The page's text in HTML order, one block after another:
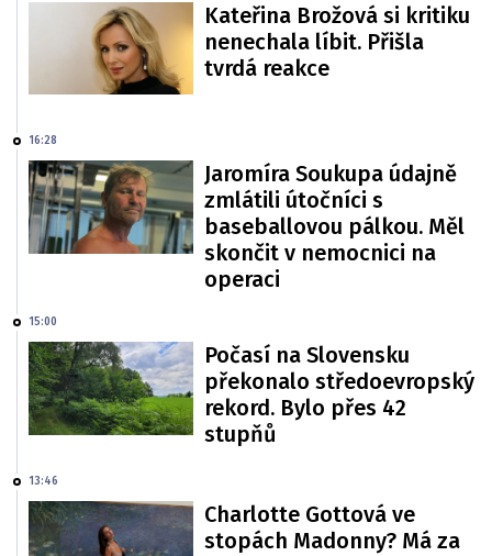
Kateřina Brožová si kritiku
nenechala líbit. Přišla
tvrdá reakce
16:28
Jaromíra Soukupa údajně
zmlátili útočníci s
baseballovou pálkou. Měl
skončit v nemocnici na
operaci
15:00
Počasí na Slovensku
překonalo středoevropský
rekord. Bylo přes 42
stupňů
13:46
Charlotte Gottová ve
stopách Madonny? Má za